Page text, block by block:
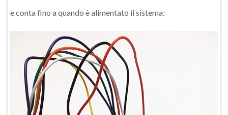
e conta fino a quando è alimentato il sistema: